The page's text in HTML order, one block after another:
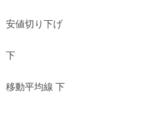
安値切り下げ
下
移動平均線 下